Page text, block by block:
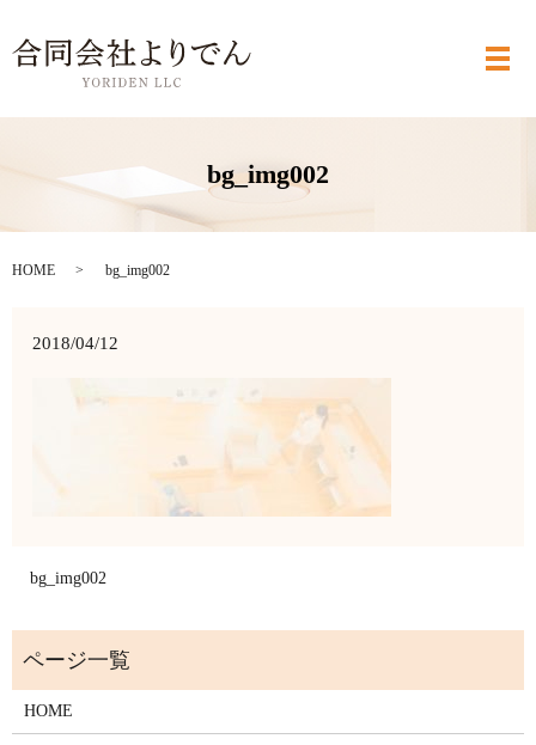
メ
bg_img002
HOME bg_img002
2018/04/12
bg_img002
HOME